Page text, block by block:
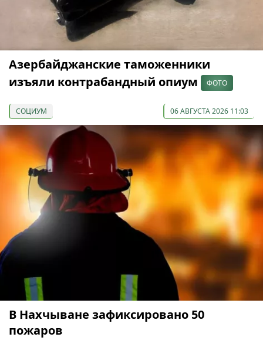
Азербайджанские таможенники
изъяли контрабандный опиум
ФОТО
СОЦИУМ 06 АВГУСТА 2026 11:03
В Нахчыване зафиксировано 50
пожаров